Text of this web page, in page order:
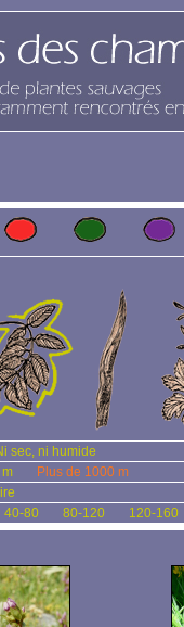
sec, ni humide
Plus de 1000 m
40-80 80-120 120-160